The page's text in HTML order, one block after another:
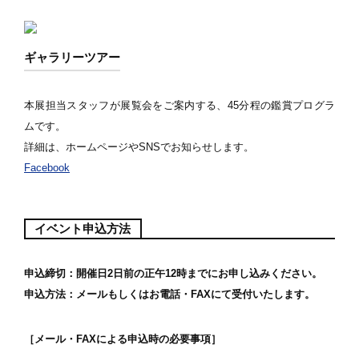
ギャラリーツアー
本展担当スタッフが展覧会をご案内する、45分程の鑑賞プログラ
ムです。
詳細は、ホームページやSNSでお知らせします。
Facebook
イベント申込方法
申込締切：開催日2日前の正午12時までにお申し込みください。
申込方法：メールもしくはお電話・FAXにて受付いたします。
［メール・FAXによる申込時の必要事項］